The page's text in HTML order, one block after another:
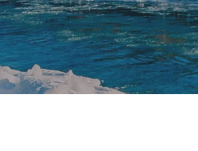
природы
истории и культуры
развлечений
мест